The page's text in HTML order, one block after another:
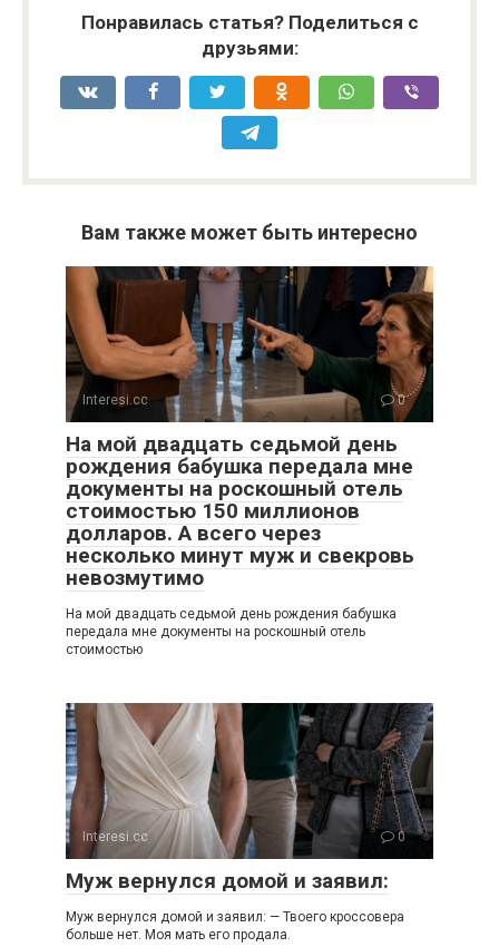
Понравилась статья? Поделиться с
друзьями:
Вам также может быть интересно
Interesi.cc 0
На мой двадцать седьмой день
рождения бабушка передала мне
документы на роскошный отель
стоимостью 150 миллионов
долларов. А всего через
несколько минут муж и свекровь
невозмутимо
На мой двадцать седьмой день рождения бабушка
передала мне документы на роскошный отель
стоимостью
Interesi.cc 0
Муж вернулся домой и заявил:
Муж вернулся домой и заявил: — Твоего кроссовера
больше нет. Моя мать его продала.